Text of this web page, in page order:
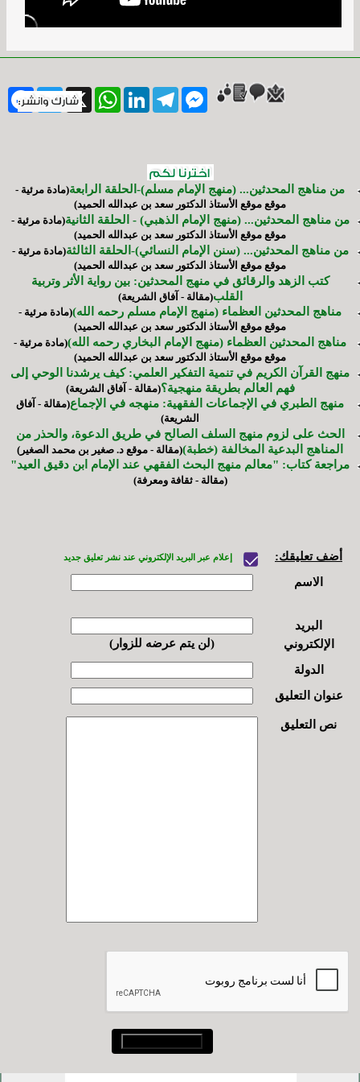
Twitter X
WhatsApp
LinkedInTelegram
Messenger
من مناهج المحدثين... (منهج الإمام مسلم)-الحلقة الرابعة(مادة مرئية -
موقع موقع الأستاذ الدكتور سعد بن عبدالله الحميد)
من مناهج المحدثين... (منهج الإمام الذهبي) - الحلقة الثانية(مادة مرئية -
موقع موقع الأستاذ الدكتور سعد بن عبدالله الحميد)
من مناهج المحدثين... (سنن الإمام النسائي)-الحلقة الثالثة(مادة مرئية -
موقع موقع الأستاذ الدكتور سعد بن عبدالله الحميد)
كتب الزهد والرقائق في منهج المحدثين: بين رواية الأثر وتربية
القلب(مقالة - آفاق الشريعة)
مناهج المحدثين العظماء (منهج الإمام مسلم رحمه الله)(مادة مرئية -
موقع موقع الأستاذ الدكتور سعد بن عبدالله الحميد)
مناهج المحدثين العظماء (منهج الإمام البخاري رحمه الله)(مادة مرئية -
موقع موقع الأستاذ الدكتور سعد بن عبدالله الحميد)
منهج القرآن الكريم في تنمية التفكير العلمي: كيف يرشدنا الوحي إلى
فهم العالم بطريقة منهجية؟(مقالة - آفاق الشريعة)
منهج الطبري في الإجماعات الفقهية: منهجه في الإجماع(مقالة - آفاق
الشريعة)
الحث على لزوم منهج السلف الصالح في طريق الدعوة، والحذر من
المناهج البدعية المخالفة (خطبة)(مقالة - موقع د. صغير بن محمد الصغير)
مراجعة كتاب: "معالم منهج البحث الفقهي عند الإمام ابن دقيق العيد"
(مقالة - ثقافة ومعرفة)
أضف تعليقك: إعلام عبر البريد الإلكتروني عند نشر تعليق جديد
الاسم
البريد
الإلكتروني
(لن يتم عرضه للزوار)
الدولة
عنوان التعليق
نص التعليق